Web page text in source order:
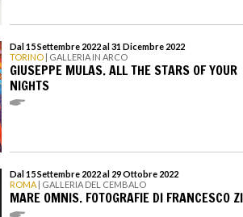
Dal 15 Settembre 2022 al 31 Dicembre 2022
TORINO | GALLERIA IN ARCO
GIUSEPPE MULAS. ALL THE STARS OF YOUR
NIGHTS
Dal 15 Settembre 2022 al 29 Ottobre 2022
ROMA | GALLERIA DEL CEMBALO
MARE OMNIS. FOTOGRAFIE DI FRANCESCO